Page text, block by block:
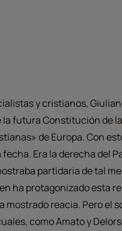
y cristianos,
futura Constitución de
de Europa. Con
Era la derecha del
partidaria de tal
ha protagonizado esta
mostrado reacia. Pero el
como Amato y